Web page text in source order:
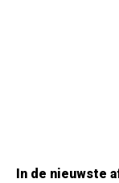
In de nieuwste